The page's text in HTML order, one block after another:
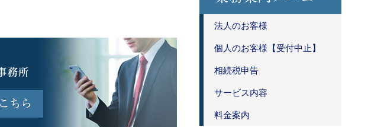
法人のお客様
個人のお客様【受付中止】
相続税申告
サービス内容
料金案内